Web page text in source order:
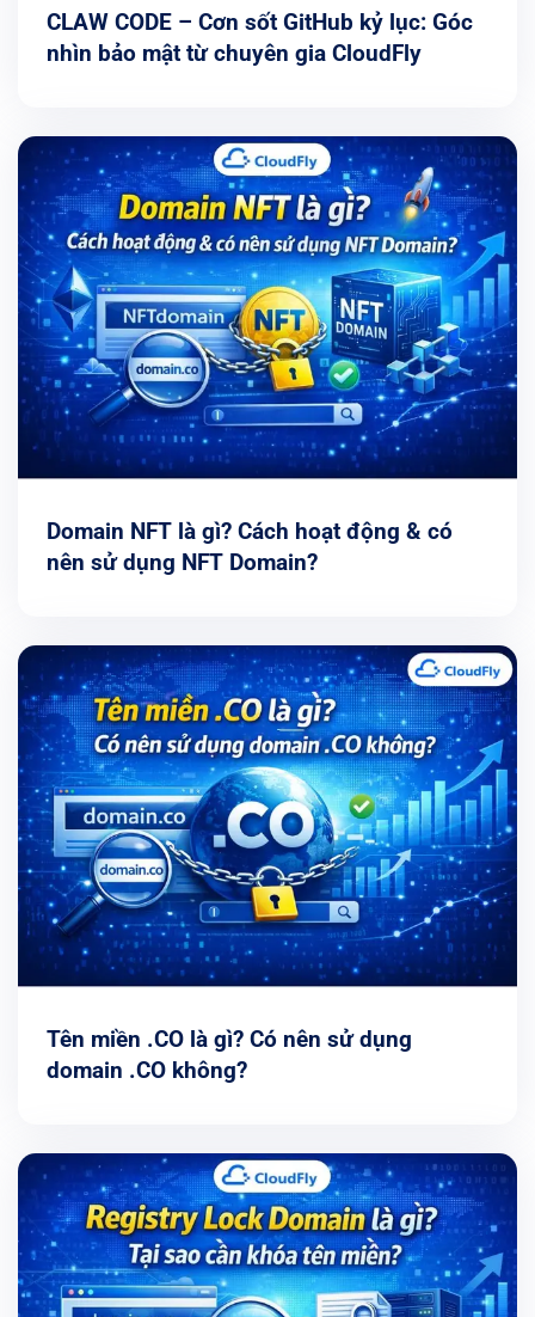
CLAW CODE – Cơn sốt GitHub kỷ lục: Góc
nhìn bảo mật từ chuyên gia CloudFly
Domain NFT là gì? Cách hoạt động & có
nên sử dụng NFT Domain?
Tên miền .CO là gì? Có nên sử dụng
domain .CO không?